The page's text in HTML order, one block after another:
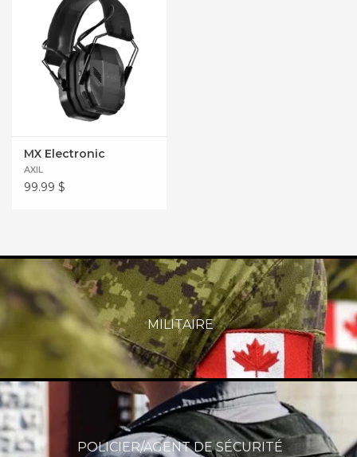
MX Electronic
AXIL
99.99 $
MILITAIRE
POLICIER/AGENT DE SÉCURITÉ